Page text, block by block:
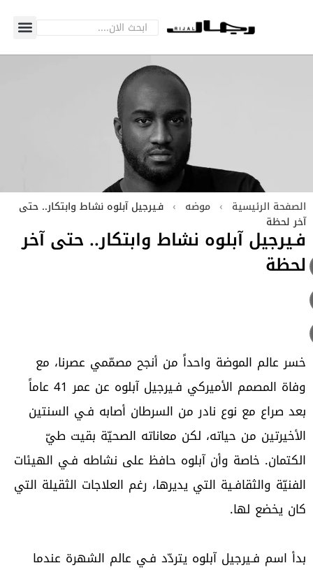
الصفحة الرئيسية › موضه › فـيرجيل آبلوه نشاط وابتكار.. حتى
آخر لحظة
فـيرجيل آبلوه نشاط وابتكار.. حتى آخر
لحظة
خسر عالم الموضة واحداً من أنجح مصمّمي عصرنا، مع
وفاة المصمم الأميركي فـيرجيل آبلوه عن عمر 41 عاماً
بعد صراع مع نوع نادر من السرطان أصابه فـي السنتين
الأخيرتين من حياته، لكن معاناته الصحيّة بقيت طيّ
الكتمان. خاصة وأن آبلوه حافظ على نشاطه فـي الهيئات
الفنيّة والثقافـية التي يديرها، رغم العلاجات الثقيلة التي
كان يخضع لها.
بدأ اسم فـيرجيل آبلوه يتردّد فـي عالم الشهرة عندما